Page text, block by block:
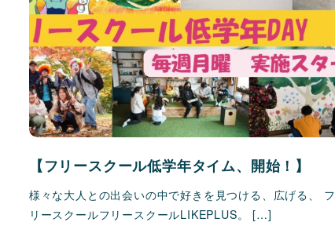
【フリースクール低学年タイム、開始！】
様々な大人との出会いの中で好きを見つける、広げる、 フ
リースクールフリースクールLIKEPLUS。 […]